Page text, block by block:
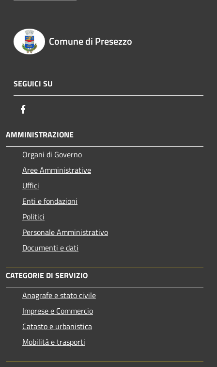
Comune di Presezzo
SEGUICI SU
AMMINISTRAZIONE
Organi di Governo
Aree Amministrative
Uffici
Enti e fondazioni
Politici
Personale Amministrativo
Documenti e dati
CATEGORIE DI SERVIZIO
Anagrafe e stato civile
Imprese e Commercio
Catasto e urbanistica
Mobilità e trasporti